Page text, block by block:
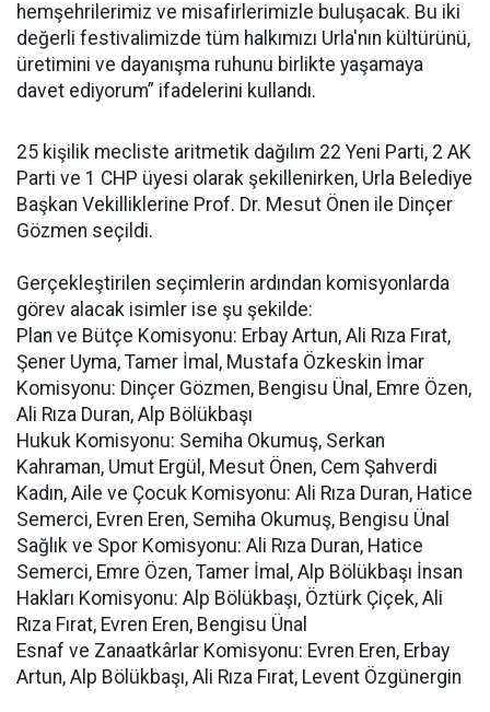
hemşehrilerimiz ve misafirlerimizle buluşacak. Bu iki
değerli festivalimizde tüm halkımızı Urla'nın kültürünü,
üretimini ve dayanışma ruhunu birlikte yaşamaya
davet ediyorum” ifadelerini kullandı.
25 kişilik mecliste aritmetik dağılım 22 Yeni Parti, 2 AK
Parti ve 1 CHP üyesi olarak şekillenirken, Urla Belediye
Başkan Vekilliklerine Prof. Dr. Mesut Önen ile Dinçer
Gözmen seçildi.
Gerçekleştirilen seçimlerin ardından komisyonlarda
görev alacak isimler ise şu şekilde:
Plan ve Bütçe Komisyonu: Erbay Artun, Ali Rıza Fırat,
Şener Uyma, Tamer İmal, Mustafa Özkeskin İmar
Komisyonu: Dinçer Gözmen, Bengisu Ünal, Emre Özen,
Ali Rıza Duran, Alp Bölükbaşı
Hukuk Komisyonu: Semiha Okumuş, Serkan
Kahraman, Umut Ergül, Mesut Önen, Cem Şahverdi
Kadın, Aile ve Çocuk Komisyonu: Ali Rıza Duran, Hatice
Semerci, Evren Eren, Semiha Okumuş, Bengisu Ünal
Sağlık ve Spor Komisyonu: Ali Rıza Duran, Hatice
Semerci, Emre Özen, Tamer İmal, Alp Bölükbaşı İnsan
Hakları Komisyonu: Alp Bölükbaşı, Öztürk Çiçek, Ali
Rıza Fırat, Evren Eren, Bengisu Ünal
Esnaf ve Zanaatkârlar Komisyonu: Evren Eren, Erbay
Artun, Alp Bölükbaşı, Ali Rıza Fırat, Levent Özgünergin